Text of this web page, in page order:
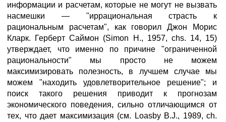
информации и расчетам, которые не могут не вызвать
насмешки — "иррациональная страсть к
рациональным расчетам", как говорил Джон Морис
Кларк. Герберт Саймон (Simon H., 1957, chs. 14, 15)
утверждает, что именно по причине "ограниченной
рациональности" мы просто не можем
максимизировать полезность, в лучшем случае мы
можем "находить удовлетворительное решение"; и
поиск такого решения приводит к прогнозам
экономического поведения, сильно отличающимся от
тех, что дает максимизация (см. Loasby B.J., 1989, ch.